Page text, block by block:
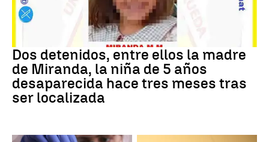
Dos detenidos, entre ellos la madre
de Miranda, la niña de 5 años
desaparecida hace tres meses tras
ser localizada